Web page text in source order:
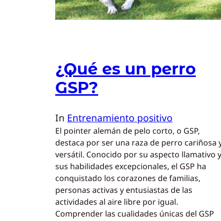
¿Qué es un perro
GSP?
In Entrenamiento positivo
El pointer alemán de pelo corto, o GSP,
destaca por ser una raza de perro cariñosa
versátil. Conocido por su aspecto llamativo y
sus habilidades excepcionales, el GSP ha
conquistado los corazones de familias,
personas activas y entusiastas de las
actividades al aire libre por igual.
Comprender las cualidades únicas del GSP